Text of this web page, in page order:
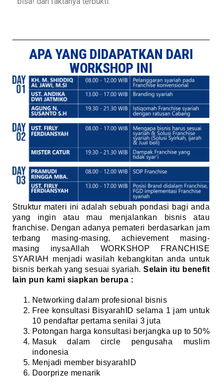
APA YANG DIDAPATKAN DARI
WORKSHOP INI
Struktur materi ini adalah sebuah pondasi bagi anda
yang ingin atau mau menjalankan bisnis atau
franchise. Dengan adanya pemateri berdasarkan jam
terbang masing-masing, achievement masing-
masing inysaAllah WORKSHOP FRANCHISE
SYARIAH menjadi wasilah kebangkitan anda untuk
bisnis berkah yang sesuai syariah.Selain itu benefit
lain pun kami siapkan berupa :
Networking dalam profesional bisnis
Free konsultasi BisyarahID selama 1 jam untuk
10 pendaftar pertama senilai 3 juta
Potongan harga konsultasi berjangka up to 50%
Masuk dalam circle pengusaha muslim
indonesia
Menjadi member bisyarahID
Doorprize menarik